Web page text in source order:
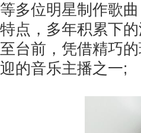
等多位明星制作歌
特点，多年积累下
至台前，凭借精巧
迎的音乐主播之一;